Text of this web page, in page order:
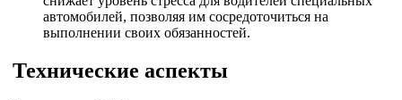
автомобилей, позволяя им сосредоточиться на
выполнении своих обязанностей.
Технические аспекты